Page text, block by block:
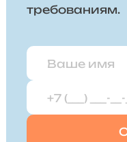
требованиям.